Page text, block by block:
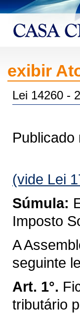
exibir
Lei 14260 -
Publicado
(vide Lei
Súmula:
Imposto
A
seguinte
Art. 1°.
tributário